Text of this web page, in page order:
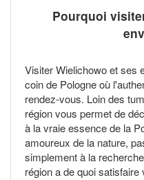
Pourquoi
Visiter Wielichowo et ses
coin de Pologne où
rendez-vous. Loin des
région vous permet de
à la vraie essence de la
amoureux de la nature,
simplement à la
région a de quoi satisfaire